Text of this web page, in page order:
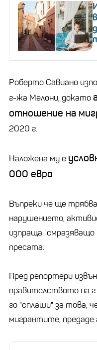
Роберто Савиано
г-жа Мелони, докато
отношение на
2020 г.
Наложена му е
000 евро.
Въпреки че ще
нарушението,
изпраща "смразяващо
пресата.
Пред репортери
правителството на
го "сплаши" за това,
мигрантите,